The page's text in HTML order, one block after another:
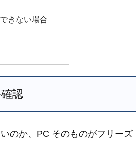
きない場合
認
のか、PC そのものがフリーズ